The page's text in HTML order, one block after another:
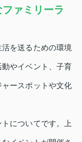
ァミリーラ
を送るための環境
やイベント、子育
ースポットや文化
についてです。上